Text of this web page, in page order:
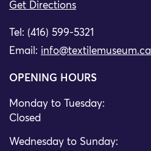
Get Directions
Tel: (416) 599-5321
Email: info@textilemuseum.ca
OPENING HOURS
Monday to Tuesday:
Closed
Wednesday to Sunday: